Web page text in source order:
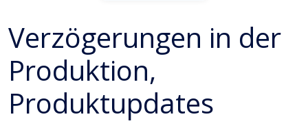
Verzögerungen in der
Produktion,
Produktupdates